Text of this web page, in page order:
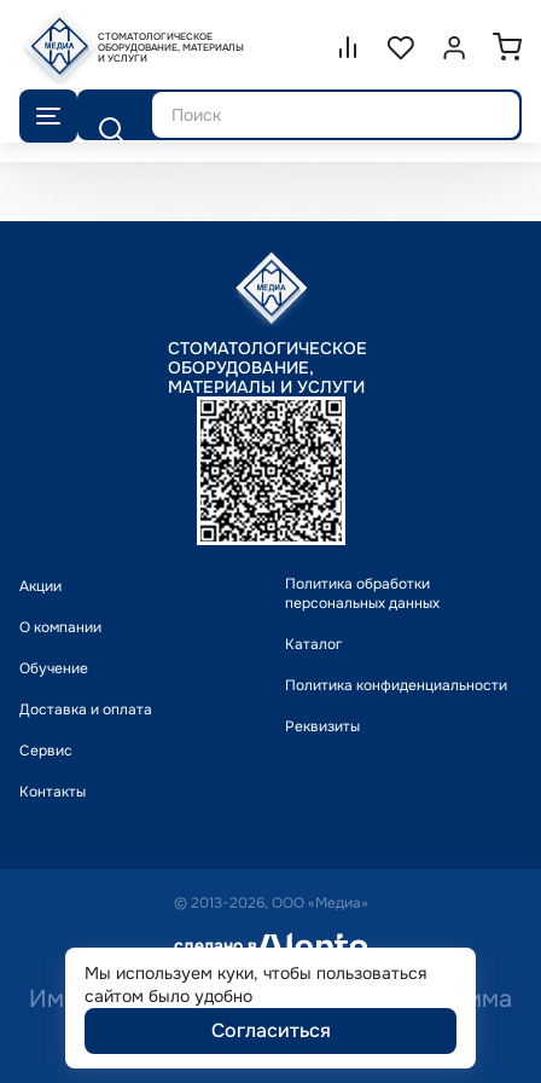
СТОМАТОЛОГИЧЕСКОЕ
ОБОРУДОВАНИЕ, МАТЕРИАЛЫ
И УСЛУГИ
Сравнение.
СписокВойти или
Поиск
СТОМАТОЛОГИЧЕСКОЕ
ОБОРУДОВАНИЕ,
МАТЕРИАЛЫ И УСЛУГИ
Акции
О компании
Обучение
Доставка и оплата
Сервис
Контакты
Политика обработки
персональных данных
Каталог
Политика конфиденциальности
Реквизиты
© 2013-2026, ООО «Медиа»
сделано в alente
Имеются противопоказания. Необходима
консультация специалиста.
Мы используем куки, чтобы пользоваться
сайтом было удобно
Согласиться